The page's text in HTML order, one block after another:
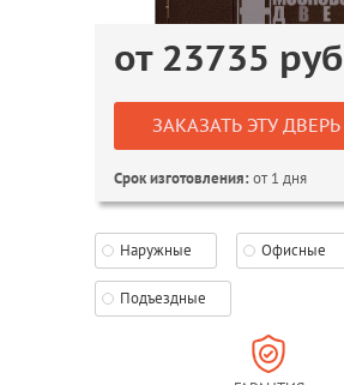
от 23735 руб
ЗАКАЗАТЬ ЭТУ ДВЕРЬ
Срок изготовления:от 1 дня
Наружные Офисные
Подъездные